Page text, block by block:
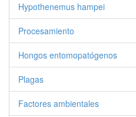
Hypothenemus hampei
Procesamiento
Hongos entomopatógenos
Plagas
Factores ambientales